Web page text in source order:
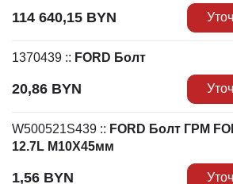
114 640,15 BYN
1370439 :: FORD Болт
20,86 BYN
W500521S439 :: FORD Болт ГРМ
12.7L М10Х45мм
1,56 BYN